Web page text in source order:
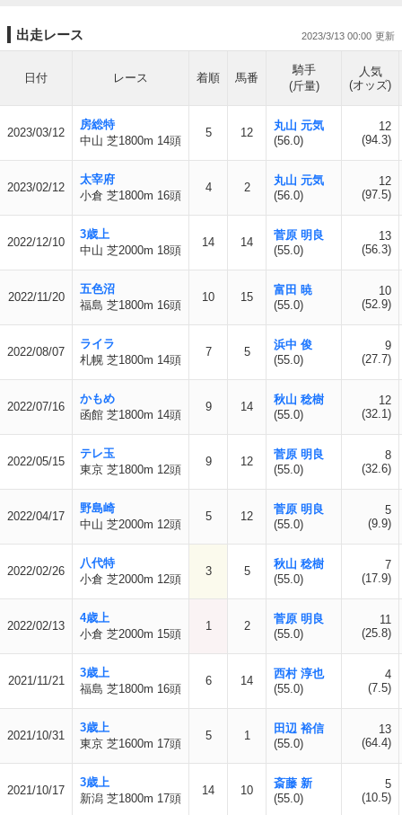
出走レース 2023/3/13 00:00
日付 レース 着順 馬番
騎手
(斤量)
人気
(オッズ)
2023/03/12
房総特
中山 芝1800m 14頭
5 12
丸山 元気
(56.0)
12
(94.3)
2023/02/12
太宰府
小倉 芝1800m 16頭
4 2
丸山 元気
(56.0)
12
(97.5)
2022/12/10
3歳上
中山 芝2000m 18頭
14 14
菅原 明良
(55.0)
13
(56.3)
2022/11/20
五色沼
福島 芝1800m 16頭
10 15
富田 暁
(55.0)
10
(52.9)
2022/08/07
ライラ
札幌 芝1800m 14頭
7 5
浜中 俊
(55.0)
9
(27.7)
2022/07/16
かもめ
函館 芝1800m 14頭
9 14
秋山 稔樹
(55.0)
12
(32.1)
2022/05/15
テレ玉
東京 芝1800m 12頭
9 12
菅原 明良
(55.0)
8
(32.6)
2022/04/17
野島崎
中山 芝2000m 12頭
5 12
菅原 明良
(55.0)
5
(9.9)
2022/02/26
八代特
小倉 芝2000m 12頭
3 5
秋山 稔樹
(55.0)
7
(17.9)
2022/02/13
4歳上
小倉 芝2000m 15頭
1 2
菅原 明良
(55.0)
11
(25.8)
2021/11/21
3歳上
福島 芝1800m 16頭
6 14
西村 淳也
(55.0)
4
(7.5)
2021/10/31
3歳上
東京 芝1600m 17頭
5 1
田辺 裕信
(55.0)
13
(64.4)
2021/10/17
3歳上
新潟 芝1800m 17頭
14 10
斎藤 新
(55.0)
5
(10.5)